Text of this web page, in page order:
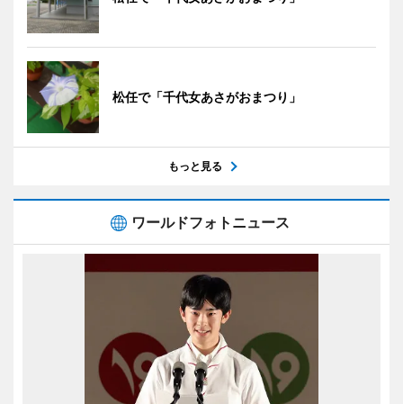
松任で「千代女あさがおまつり」
もっと見る
ワールドフォトニュース